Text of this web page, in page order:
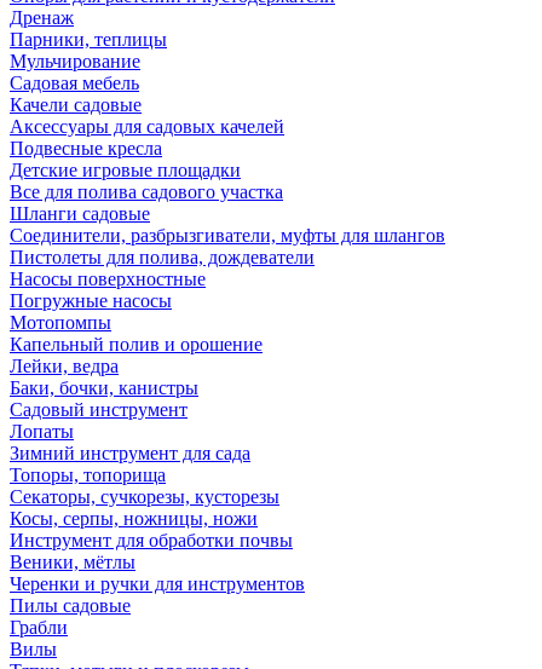
Дренаж
Парники, теплицы
Мульчирование
Садовая мебель
Качели садовые
Аксессуары для садовых качелей
Подвесные кресла
Детские игровые площадки
Все для полива садового участка
Шланги садовые
Соединители, разбрызгиватели, муфты для шлангов
Пистолеты для полива, дождеватели
Насосы поверхностные
Погружные насосы
Мотопомпы
Капельный полив и орошение
Лейки, ведра
Баки, бочки, канистры
Садовый инструмент
Лопаты
Зимний инструмент для сада
Топоры, топорища
Секаторы, сучкорезы, кусторезы
Косы, серпы, ножницы, ножи
Инструмент для обработки почвы
Веники, мётлы
Черенки и ручки для инструментов
Пилы садовые
Грабли
Вилы